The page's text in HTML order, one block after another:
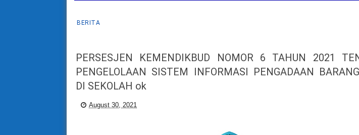
BERITA
PERSESJEN KEMENDIKBUD NOMOR 6 TAHUN 2021
PENGELOLAAN SISTEM INFORMASI PENGADAAN
DI SEKOLAH ok
August 30, 2021